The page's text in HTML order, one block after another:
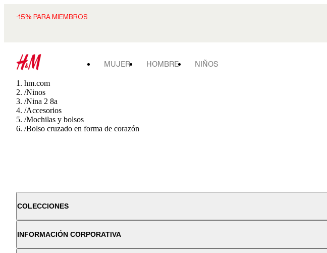
-15% PARA MIEMBROS
MUJER HOMBRE NIÑOS
hm.com
/Ninos
/Nina 2 8a
/Accesorios
/Mochilas y bolsos
/Bolso cruzado en forma de corazón
COLECCIONES
INFORMACIÓN CORPORATIVA